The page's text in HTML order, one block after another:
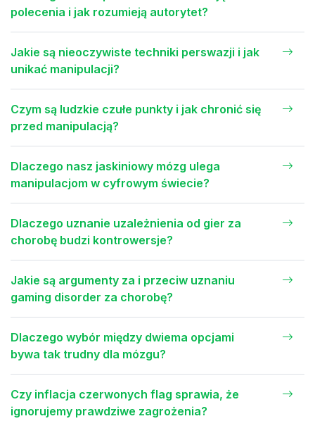
polecenia i jak rozumieją autorytet?
Jakie są nieoczywiste techniki perswazji i jak
unikać manipulacji?
Czym są ludzkie czułe punkty i jak chronić się
przed manipulacją?
Dlaczego nasz jaskiniowy mózg ulega
manipulacjom w cyfrowym świecie?
Dlaczego uznanie uzależnienia od gier za
chorobę budzi kontrowersje?
Jakie są argumenty za i przeciw uznaniu
gaming disorder za chorobę?
Dlaczego wybór między dwiema opcjami
bywa tak trudny dla mózgu?
Czy inflacja czerwonych flag sprawia, że
ignorujemy prawdziwe zagrożenia?